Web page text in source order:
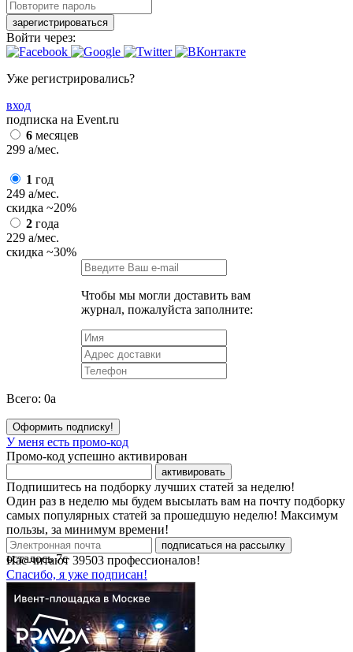
зарегистрироваться
Войти через:
Уже регистрировались?
вход
подписка на Event.ru
6 месяцев
299 a/мес.
1 год
249 a/мес.
скидка ~20%
2 года
229 a/мес.
скидка ~30%
Чтобы мы могли доставить вам
журнал, пожалуйста заполните:
Всего: 0a
Оформить подписку!
У меня есть промо-код
Промо-код успешно активирован
активировать
Подпишитесь на подборку лучших статей за неделю!
Один раз в неделю мы будем высылать вам на почту подборку
самых популярных статей за прошедшую неделю! Максимум
пользы, за минимум времени!
подписаться на рассылку
Нас читают 39503 профессионалов!
Спасибо, я уже подписан!
осталось7с